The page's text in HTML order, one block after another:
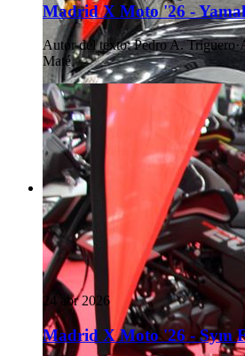
Madrid X Moto '26 -
Autor del texto: Pedro A. Triguero·
Maté
24 abr 2026
Madrid X Moto '26 - Sym